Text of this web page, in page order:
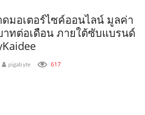
a
m
.
c
o
m
ดมอเตอร์ไซค์ออนไลน์ มูลค่า
าทต่อเดือน ภายใต้ซับแบรนด์
pigabyte 617